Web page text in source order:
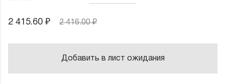
2 415.60 ₽ 2 416.00 ₽
Добавить в лист ожидания